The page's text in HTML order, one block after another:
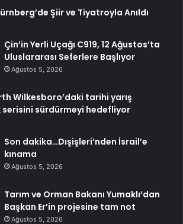
Şiir ve Tiyatroyla Anıldı
Çin’in Yerli Uçağı C919, 12 Ağustos’ta
Uluslararası Seferlere Başlıyor
Ağustos 5, 2026
Wilkesboro’daki tarihi yarış
serisini sürdürmeyi hedefliyor
Son dakika…Dışişleri’nden İsrail’e
kınama
Ağustos 5, 2026
Tarım ve Orman Bakanı Yumaklı’dan
Başkan Er’in projesine tam not
Ağustos 5, 2026